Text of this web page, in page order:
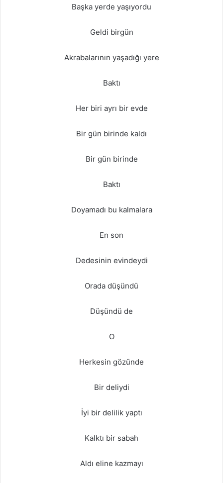
Başka yerde yaşıyordu
Geldi birgün
Akrabalarının yaşadığı yere
Baktı
Her biri ayrı bir evde
Bir gün birinde kaldı
Bir gün birinde
Baktı
Doyamadı bu kalmalara
En son
Dedesinin evindeydi
Orada düşündü
Düşündü de
O
Herkesin gözünde
Bir deliydi
İyi bir delilik yaptı
Kalktı bir sabah
Aldı eline kazmayı